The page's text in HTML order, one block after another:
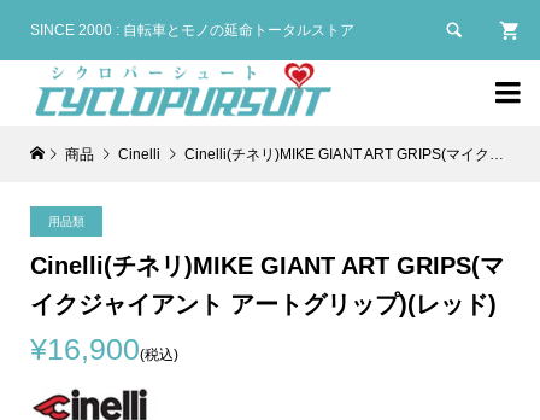
SINCE 2000 : 自転車とモノの延命トータルストア 

商品 Cinelli Cinelli(チネリ)MIKE GIANT ART GRIPS(マイクジャイアント アートグリップ)(レッド)
用品類
Cinelli(チネリ)MIKE GIANT ART GRIPS(マ
イクジャイアント アートグリップ)(レッド)
¥16,900(税込)